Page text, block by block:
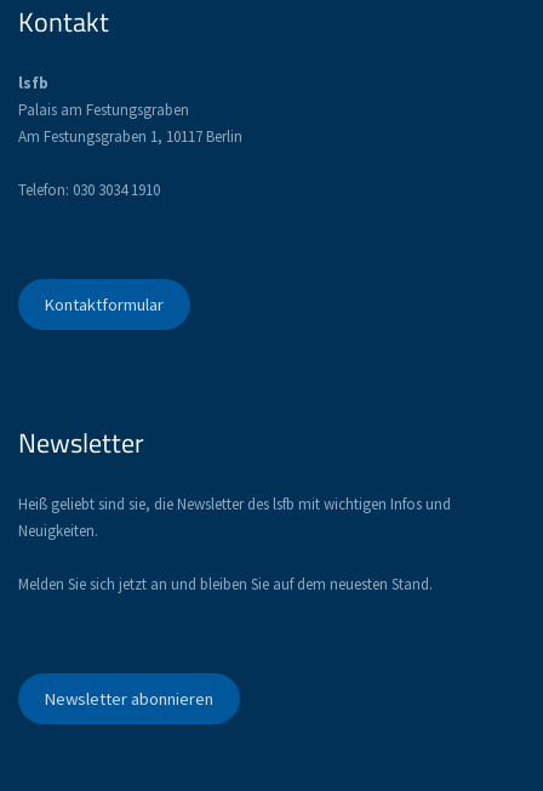
Kontakt
lsfb
Palais am Festungsgraben
Am Festungsgraben 1, 10117 Berlin
Telefon: 030 3034 1910
Kontaktformular
Newsletter
Heiß geliebt sind sie, die Newsletter des lsfb mit wichtigen Infos und
Neuigkeiten.
Melden Sie sich jetzt an und bleiben Sie auf dem neuesten Stand.
Newsletter abonnieren